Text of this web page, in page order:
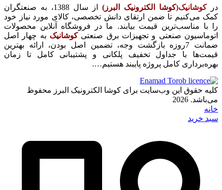
در کوشانیک(کوشا الکترونیک البرز)
از سال 1388، به صنعتگران
کمک می‌کنیم تا ضمن ارتقای دانش تخصصی، کالای مورد نیاز خود
را با مناسب‌ترین قیمت بیابند. ما در فروشگاه آنلاین محصولات
اتوماسیون صنعتی و تجهیزات برق صنعتی کوشانیک به چهار اصل
ضمانت 7روزه بازگشت وجه، تضمین اصل بودن، ارائه بهترین
قیمت‌ها با جداول تخفیف پلکانی و پشتیبانی کامل تا زمان
بهره‌برداری کامل پروژه پایبند هستیم….
کلیه حقوق این وب‌سایت برای کوشا الکترونیک البرز محفوظ
می‌باشد. 2026
خانه
سبد خرید